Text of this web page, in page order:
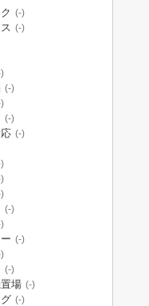
(-)
(-)
(-)
(-)
(-)
(-)
(-)
(-)
場 (-)
(-)